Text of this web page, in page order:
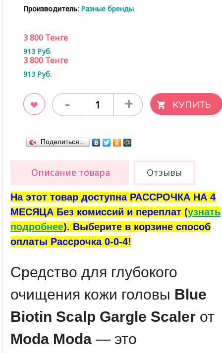
Производитель: Разные бренды
3 800 Тенге
913 Руб.
3 800 Тенге
913 Руб.
- +
Поделиться…
Описание товара Отзывы
На этот товар доступна РАССРОЧКА НА 4
МЕСЯЦА Без комиссий и переплат (узнать
подробнее). Выберите в корзине способ
оплаты Рассрочка 0-0-4!
Средство для глубокого
очищения кожи головы Blue
Biotin Scalp Gargle Scaler от
Moda Moda — это